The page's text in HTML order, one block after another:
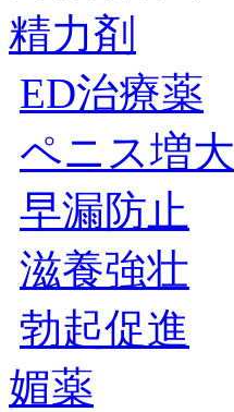
精力剤
ED治療薬
ペニス増大
早漏防止
滋養強壮
勃起促進
媚薬